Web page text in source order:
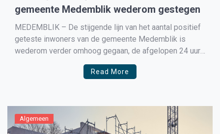
gemeente Medemblik wederom gestegen
MEDEMBLIK – De stijgende lijn van het aantal positief
geteste inwoners van de gemeente Medemblik is
wederom verder omhoog gegaan, de afgelopen 24 uur
zijn er 44 inwoners positief getest een stijging van 9.
Ook is 1 inwoner van de gemeente Medemblik
Read More
Algemeen